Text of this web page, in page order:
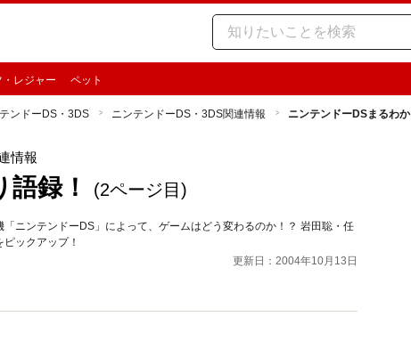
レジャー ペット
ンドーDS・3DS ニンテンドーDS・3DS関連情報 ニンテンドーDSまるわか
情報
録！ (2ページ目)
ニンテンドーDS」によって、ゲームはどう変わるのか！？ 岩田聡・任
ックアップ！
更新日：2004年10月13日